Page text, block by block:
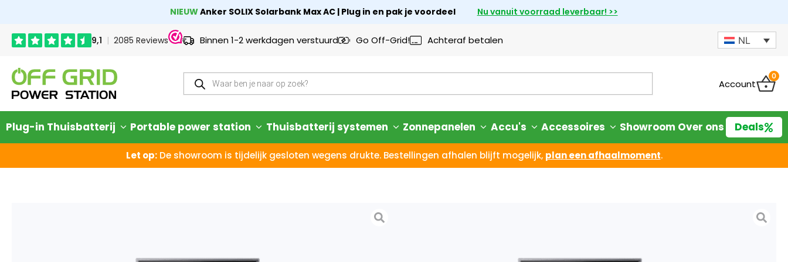
NIEUWAnker SOLIX Solarbank Max AC | Plug in en pak je voordeel Nu vanuit voorraad leverbaar! >>
Binnen 1-2 werkdagen verstuurd Go Off-Grid! Achteraf betalen NL
Account
0
Plug-in Thuisbatterij Portable power station Thuisbatterij systemen Zonnepanelen Accu's Accessoires Showroom Over ons Deals
Let op:De showroom is tijdelijk gesloten wegens drukte. Bestellingen afhalen blijft mogelijk, plan een afhaalmoment.
Anker Solix X1 5kW 15kWh 3PH All
14 dagen bedenktijd – Niet goed? Geld terug